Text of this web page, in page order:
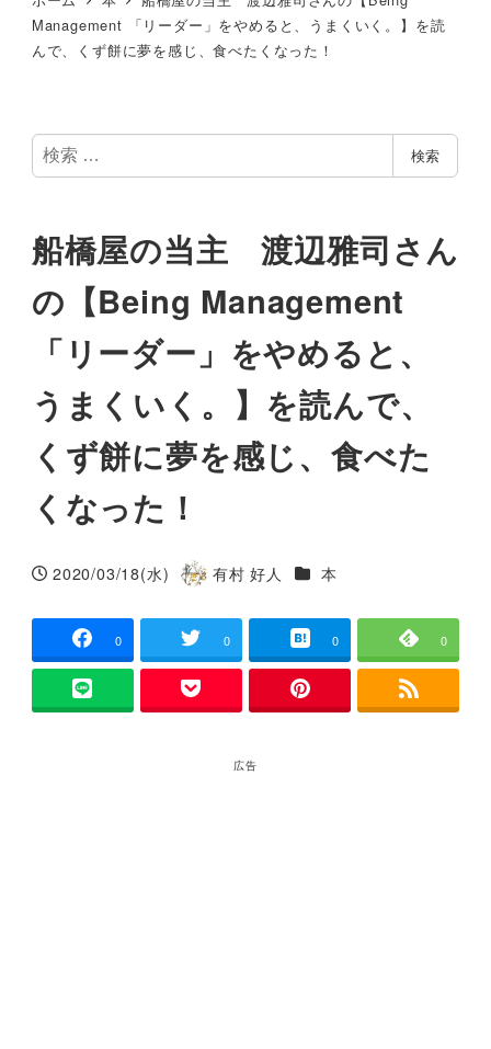
Management 「リーダー」をやめると、うまくいく。】を読
んで、くず餅に夢を感じ、食べたくなった！
検
索
検索
船橋屋の当主 渡辺雅司さん
の【Being Management
「リーダー」をやめると、
うまくいく。】を読んで、
くず餅に夢を感じ、食べた
くなった！
投稿日
2020/03/18(水)
著
有村 好人 カテゴリー
本
0 0 0 0
広告